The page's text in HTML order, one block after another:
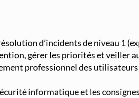
d’incidents de niveau 1
gérer les priorités et veiller
professionnel des
informatique et les